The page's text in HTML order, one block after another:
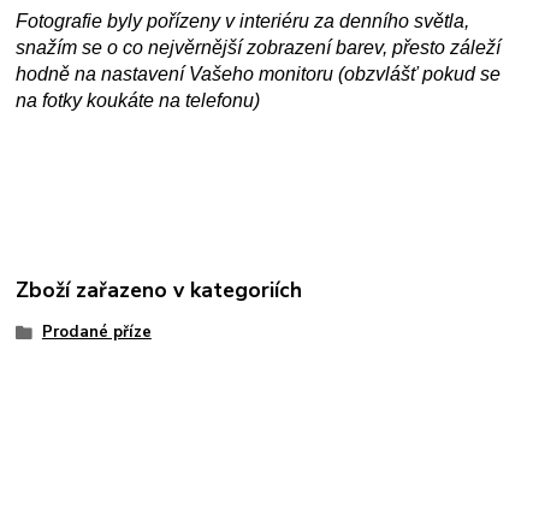
Fotografie byly pořízeny v interiéru za denního světla,
snažím se o co nejvěrnější zobrazení barev, přesto záleží
hodně na nastavení Vašeho monitoru (obzvlášť pokud se
na fotky koukáte na telefonu)
Zboží zařazeno v kategoriích
Prodané příze